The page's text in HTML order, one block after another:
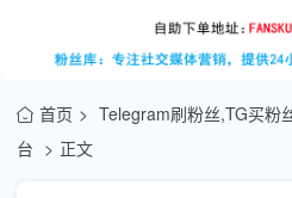
首页
Telegram刷粉丝,TG买粉
台
正文